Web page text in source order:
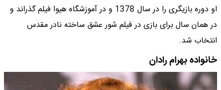
او دوره بازیگری را در سال 1378 و در آموزشگاه هیوا فیلم گذراند و
در همان سال برای بازی در فیلم شور عشق ساخته نادر مقدس
انتخاب شد.
خانواده بهرام رادان